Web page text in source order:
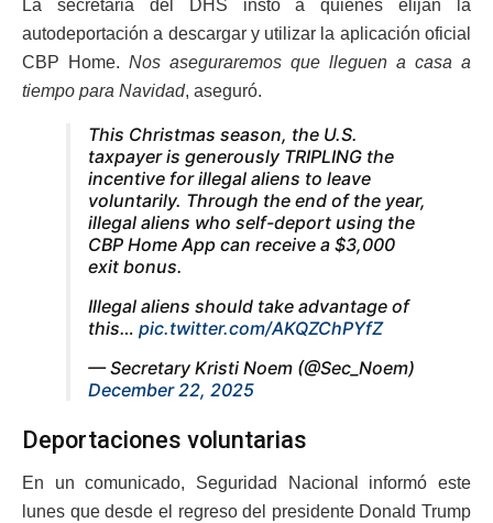
La secretaria del DHS instó a quienes elijan la
autodeportación a descargar y utilizar la aplicación oficial
CBP Home. Nos aseguraremos que lleguen a casa a
tiempo para Navidad, aseguró.
This Christmas season, the U.S.
taxpayer is generously TRIPLING the
incentive for illegal aliens to leave
voluntarily. Through the end of the year,
illegal aliens who self-deport using the
CBP Home App can receive a $3,000
exit bonus.
Illegal aliens should take advantage of
this… pic.twitter.com/AKQZChPYfZ
— Secretary Kristi Noem (@Sec_Noem)
December 22, 2025
Deportaciones voluntarias
En un comunicado, Seguridad Nacional informó este
lunes que desde el regreso del presidente Donald Trump